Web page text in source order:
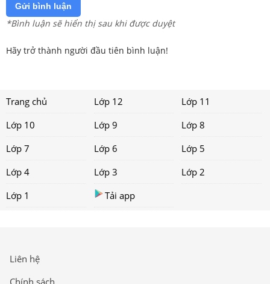
Gửi bình luận
*Bình luận sẽ hiển thị sau khi được duyệt
Hãy trở thành người đầu tiên bình luận!
Trang chủ Lớp 12
Lớp 11
Lớp 10
Lớp 9
Lớp 8
Lớp 7
Lớp 6
Lớp 5
Lớp 4
Lớp 3
Lớp 2
Lớp 1
Tải app
Liên hệ
Chính sách